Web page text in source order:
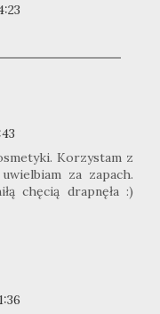
Korzystam z
za zapach.
chęcią drapnęła :)